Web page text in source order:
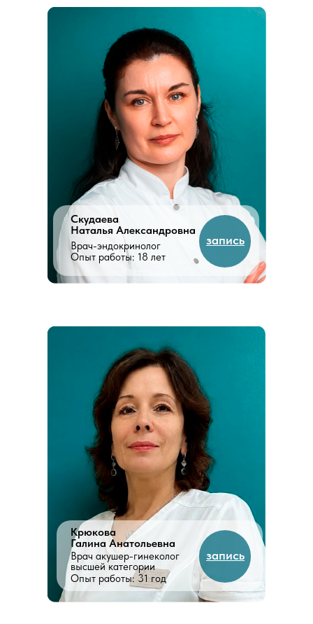
Врач-эндокринолог
Скудаева
Наталья Александровна
Опыт работы: 31 год
Крюкова
Галина Анатольевна
Врач акушер-гинеколог
высшей категории
Опыт работы: 18 лет
запись
запись